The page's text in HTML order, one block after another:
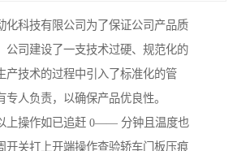
化科技有限公司为了保证公司产品质
公司建设了一支技术过硬、规范化的
产技术的过程中引入了标准化的管
专人负责，以确保产品优良性。
上操作如已追赶 0—— 分钟且温度也
开关打上开端操作查验轿车门板压痕